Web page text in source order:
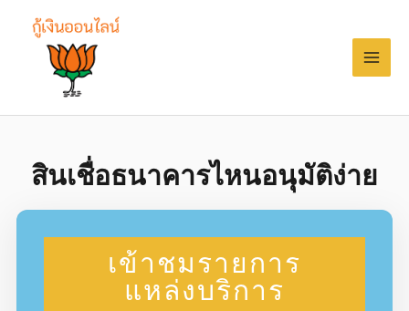
สินเชื่อธนาคารไหนอนุมัติง่าย
เข้าชมรายการ
แหล่งบริการ